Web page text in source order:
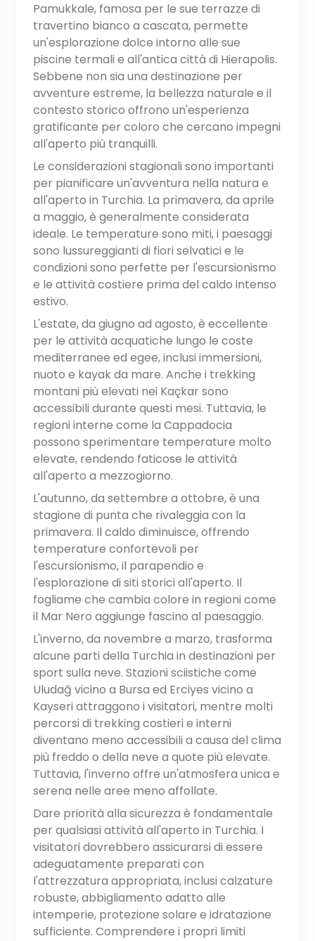
Pamukkale, famosa per le sue terrazze di
travertino bianco a cascata, permette
un'esplorazione dolce intorno alle sue
piscine termali e all'antica città di Hierapolis.
Sebbene non sia una destinazione per
avventure estreme, la bellezza naturale e il
contesto storico offrono un'esperienza
gratificante per coloro che cercano impegni
all'aperto più tranquilli.
Le considerazioni stagionali sono importanti
per pianificare un'avventura nella natura e
all'aperto in Turchia. La primavera, da aprile
a maggio, è generalmente considerata
ideale. Le temperature sono miti, i paesaggi
sono lussureggianti di fiori selvatici e le
condizioni sono perfette per l'escursionismo
e le attività costiere prima del caldo intenso
estivo.
L'estate, da giugno ad agosto, è eccellente
per le attività acquatiche lungo le coste
mediterranee ed egee, inclusi immersioni,
nuoto e kayak da mare. Anche i trekking
montani più elevati nei Kaçkar sono
accessibili durante questi mesi. Tuttavia, le
regioni interne come la Cappadocia
possono sperimentare temperature molto
elevate, rendendo faticose le attività
all'aperto a mezzogiorno.
L'autunno, da settembre a ottobre, è una
stagione di punta che rivaleggia con la
primavera. Il caldo diminuisce, offrendo
temperature confortevoli per
l'escursionismo, il parapendio e
l'esplorazione di siti storici all'aperto. Il
fogliame che cambia colore in regioni come
il Mar Nero aggiunge fascino al paesaggio.
L'inverno, da novembre a marzo, trasforma
alcune parti della Turchia in destinazioni per
sport sulla neve. Stazioni sciistiche come
Uludağ vicino a Bursa ed Erciyes vicino a
Kayseri attraggono i visitatori, mentre molti
percorsi di trekking costieri e interni
diventano meno accessibili a causa del clima
più freddo o della neve a quote più elevate.
Tuttavia, l'inverno offre un'atmosfera unica e
serena nelle aree meno affollate.
Dare priorità alla sicurezza è fondamentale
per qualsiasi attività all'aperto in Turchia. I
visitatori dovrebbero assicurarsi di essere
adeguatamente preparati con
l'attrezzatura appropriata, inclusi calzature
robuste, abbigliamento adatto alle
intemperie, protezione solare e idratazione
sufficiente. Comprendere i propri limiti